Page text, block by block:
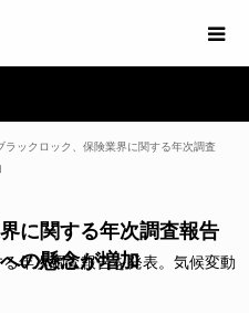
ラックロック、保険業界に関する年次調査
に関する年次調査報告
の懸念が増加